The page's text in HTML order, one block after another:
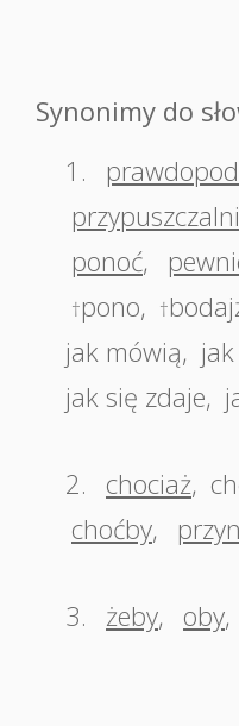
Synonimy do
1.
ponoć,
†pono, †
jak mówią,
jak się zdaje,
2. chociaż,
choćby,
3. żeby, oby,